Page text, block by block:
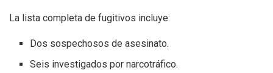
La lista completa de fugitivos incluye:
Dos sospechosos de asesinato.
Seis investigados por narcotráfico.